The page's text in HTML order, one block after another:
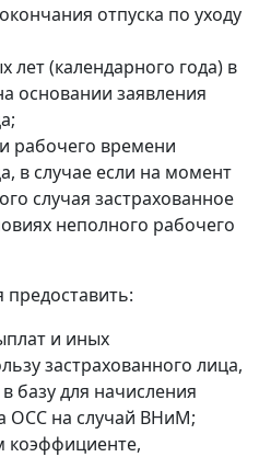
отпуска по уходу
лет (календарного года) в
основании заявления
рабочего времени
в случае если на момент
случая застрахованное
неполного рабочего
и иных
застрахованного лица,
базу для начисления
ОСС на случай ВНиМ;
коэффициенте,